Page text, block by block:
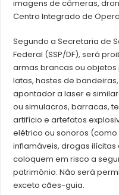
imagens de câmeras,
Centro Integrado de
Segundo a Secretaria de
Federal (SSP/DF), será
armas brancas ou
latas, hastes de
apontador a laser e
ou simulacros, barracas,
artifício e artefatos
elétrico ou sonoros
inflamáveis, drogas
coloquem em risco a
patrimônio. Não será
exceto cães-guia.